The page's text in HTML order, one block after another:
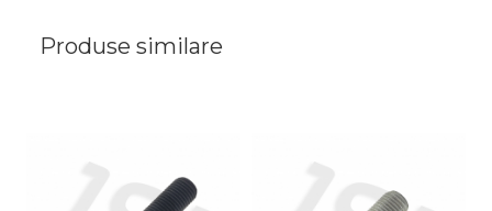
Produse similare